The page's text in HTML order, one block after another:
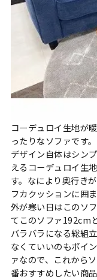
コーデュロイ生地が
ったりなソファです。
デザイン自体はシン
えるコーデュロイ生
す。なにより奥行き
フカクッションに囲
外が寒い日はこのソ
てこのソファ192cm
バラバラになる総組
なくていいのもポイ
ァなので、これから
番おすすめしたい商品